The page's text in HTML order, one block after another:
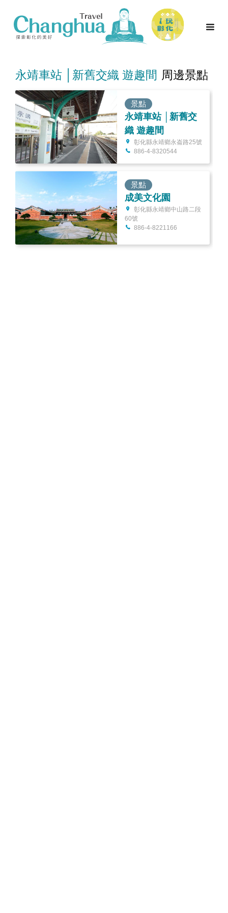
永靖車站 │新舊交織 遊趣間 周邊景點
景點
永靖車站 │新舊交
織 遊趣間
彰化縣永靖鄉永崙路25號
886-4-8320544
景點
成美文化園
彰化縣永靖鄉中山路二段
60號
886-4-8221166